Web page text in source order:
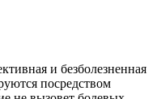
и безболезненная
посредством